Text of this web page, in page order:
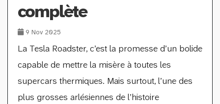
complète
9 Nov 2025
La Tesla Roadster, c’est la promesse d’un bolide
capable de mettre la misère à toutes les
supercars thermiques. Mais surtout, l’une des
plus grosses arlésiennes de l’histoire